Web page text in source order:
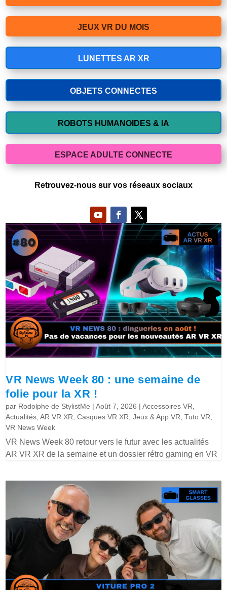
JEUX VR DU MOIS
LUNETTES AR XR
OBJETS CONNECTES
ROBOTS HUMANOIDES & IA
ESPACE ADULTE CONNECTE
Retrouvez-nous sur vos réseaux sociaux
VR News Week 80 : une semaine de
folie pour la XR !
par Rodolphe de StylistMe |Août 7, 2026 |Accessoires VR
Actualités ,AR VR XR ,Casques VR XR ,Jeux & App VR ,Tuto VR
VR News Week
VR News Week 80 retour vers le futur avec les actualités
AR VR XR de la semaine et un dossier rétro gaming en VR